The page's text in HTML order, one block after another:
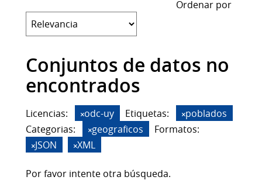
Ordenar por
Conjuntos de datos no
encontrados
Licencias: odc-uy Etiquetas:
poblados
Categorias:
geograficos
Formatos:
JSON
XML
Por favor intente otra búsqueda.